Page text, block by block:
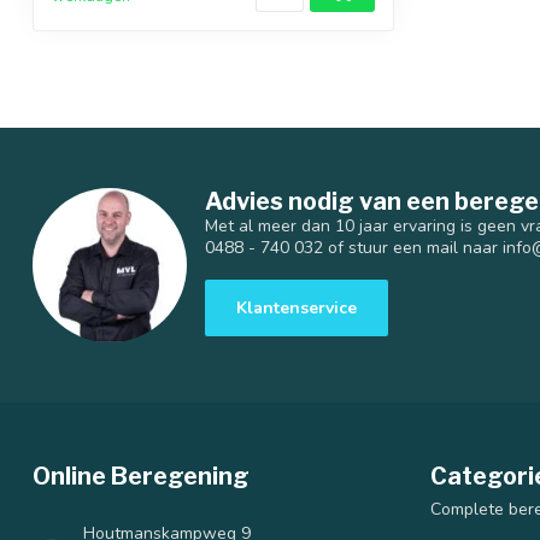
Advies nodig van een
Met al meer dan 10 jaar ervaring is geen
0488 - 740 032 of stuur een mail naar
Klantenservice
Online Beregening
Houtmanskampweg 9
Complete